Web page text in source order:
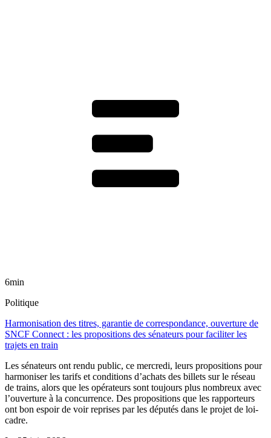
6min
Politique
Harmonisation des titres, garantie de correspondance, ouverture de
SNCF Connect : les propositions des sénateurs pour faciliter les
trajets en train
Les sénateurs ont rendu public, ce mercredi, leurs propositions pour
harmoniser les tarifs et conditions d’achats des billets sur le réseau
de trains, alors que les opérateurs sont toujours plus nombreux avec
l’ouverture à la concurrence. Des propositions que les rapporteurs
ont bon espoir de voir reprises par les députés dans le projet de loi-
cadre.